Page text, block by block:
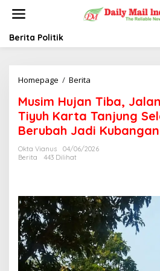
t
Berita Politik
Homepage / Berita
s
i
m
H
u
i
b
a
,
J
a
l
Musim Hujan Tiba,
Tiyuh Karta Tanjung
Berubah Jadi
Okta Vianus
04/06/2026
Berita
443 Dilihat